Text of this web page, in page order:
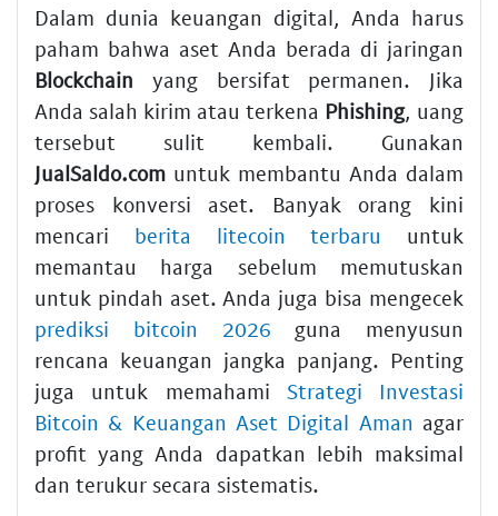
Dalam dunia keuangan digital, Anda harus
paham bahwa aset Anda berada di jaringan
Blockchain yang bersifat permanen. Jika
Anda salah kirim atau terkena Phishing, uang
tersebut sulit kembali. Gunakan
JualSaldo.com untuk membantu Anda dalam
proses konversi aset. Banyak orang kini
mencari berita litecoin terbaru untuk
memantau harga sebelum memutuskan
untuk pindah aset. Anda juga bisa mengecek
prediksi bitcoin 2026 guna menyusun
rencana keuangan jangka panjang. Penting
juga untuk memahami Strategi Investasi
Bitcoin & Keuangan Aset Digital Aman agar
profit yang Anda dapatkan lebih maksimal
dan terukur secara sistematis.